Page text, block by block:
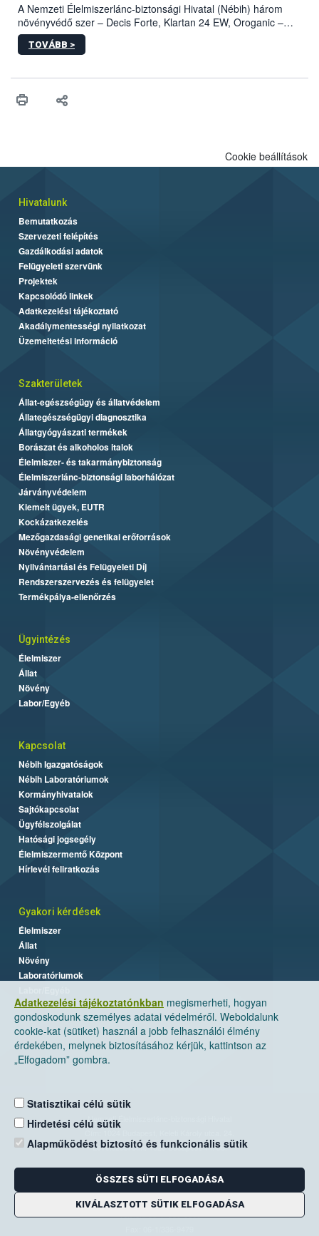
A Nemzeti Élelmiszerlánc-biztonsági Hivatal (Nébih) három
növényvédő szer – Decis Forte, Klartan 24 EW, Oroganic –
engedélyokiratát módosította, így azok a szüretet követően,
egészen a vesszőérettség (BBCH 91) stádiumáig
érésű szőlőkben is legyen lehetőség a károsító elleni további
felhasználók számára is elérhető és ökológiai termesztésben is
TOVÁBB >
Adatkezelési tájékoztatónkban megismerheti, hogyan
gondoskodunk személyes adatai védelméről. Weboldalunk
cookie-kat (sütiket) használ a jobb felhasználói élmény
érdekében, melynek biztosításához kérjük, kattintson az
„Elfogadom” gombra.
Statisztikai célú sütik
Hirdetési célú sütik
Alapműködést biztosító és funkcionális sütik
ÖSSZES SÜTI ELFOGADÁSA
KIVÁLASZTOTT SÜTIK ELFOGADÁSA
Cookie beállítások
Hivatalunk
Bemutatkozás
Szervezeti felépítés
Gazdálkodási adatok
Felügyeleti szervünk
Projektek
Kapcsolódó linkek
Adatkezelési tájékoztató
Akadálymentességi nyilatkozat
Üzemeltetési információ
Szakterületek
Állat-egészségügy és állatvédelem
Állategészségügyi diagnosztika
Állatgyógyászati termékek
Borászat és alkoholos italok
Élelmiszer- és takarmánybiztonság
Élelmiszerlánc-biztonsági laborhálózat
Járványvédelem
Kiemelt ügyek, EUTR
Kockázatkezelés
Mezőgazdasági genetikai erőforrások
Növényvédelem
Nyilvántartási és Felügyeleti Díj
Rendszerszervezés és felügyelet
Termékpálya-ellenőrzés
Ügyintézés
Élelmiszer
Állat
Növény
Labor/Egyéb
Kapcsolat
Nébih Igazgatóságok
Nébih Laboratóriumok
Kormányhivatalok
Sajtókapcsolat
Ügyfélszolgálat
Hatósági jogsegély
Élelmiszermentő Központ
Hírlevél feliratkozás
Gyakori kérdések
Élelmiszer
Állat
Növény
Laboratóriumok
Nemzeti Élelmiszerlánc-biztonsági Hivatal
Levelezési cím: 1525 Budapest. Pf. 30.
E-mail:ugyfelszolgalat@nebih.gov.hu
Zöld szám: 06-80/263-244
Telefon: 06-1/ 336-9000